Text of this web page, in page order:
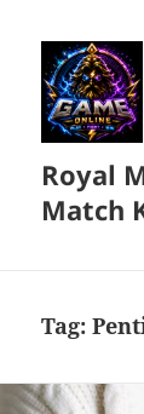
Royal
Match
Tag: